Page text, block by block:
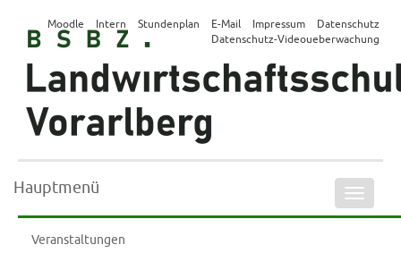
Moodle Intern Stundenplan E-Mail Impressum
Datenschutz
Datenschutz-Videoueberwachung
ein-/
Hauptmenü
Veranstaltungen